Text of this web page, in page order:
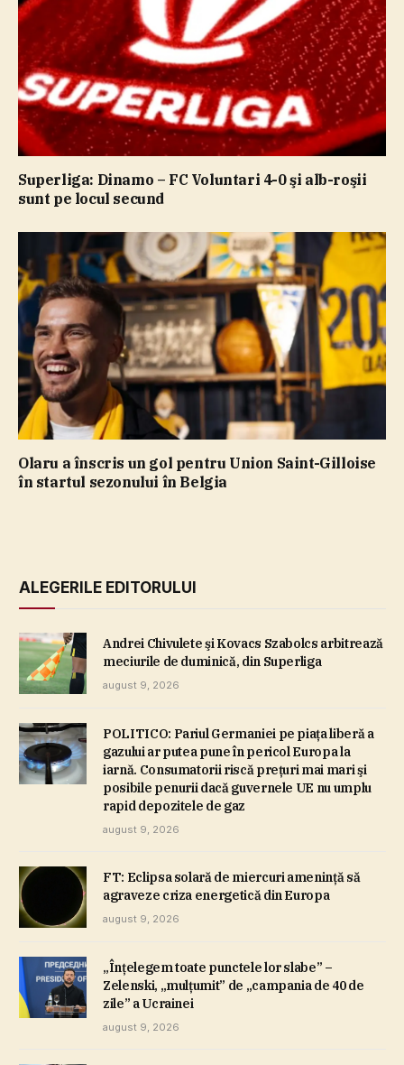
Superliga: Dinamo – FC Voluntari 4-0 şi alb-roşii
sunt pe locul secund
Olaru a înscris un gol pentru Union Saint-Gilloise
în startul sezonului în Belgia
ALEGERILE EDITORULUI
Andrei Chivulete şi Kovacs Szabolcs arbitrează
meciurile de duminică, din Superliga
august 9, 2026
POLITICO: Pariul Germaniei pe piaţa liberă a
gazului ar putea pune în pericol Europa la
iarnă. Consumatorii riscă preţuri mai mari şi
posibile penurii dacă guvernele UE nu umplu
rapid depozitele de gaz
august 9, 2026
FT: Eclipsa solară de miercuri ameninţă să
agraveze criza energetică din Europa
august 9, 2026
„Înţelegem toate punctele lor slabe” –
Zelenski, „mulţumit” de „campania de 40 de
zile” a Ucrainei
august 9, 2026